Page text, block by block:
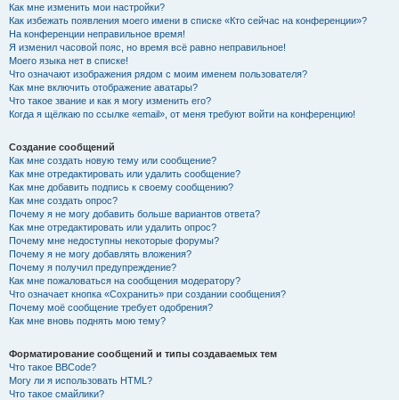
Как мне изменить мои настройки?
Как избежать появления моего имени в списке «Кто сейчас на конференции»?
На конференции неправильное время!
Я изменил часовой пояс, но время всё равно неправильное!
Моего языка нет в списке!
Что означают изображения рядом с моим именем пользователя?
Как мне включить отображение аватары?
Что такое звание и как я могу изменить его?
Когда я щёлкаю по ссылке «email», от меня требуют войти на конференцию!
Создание сообщений
Как мне создать новую тему или сообщение?
Как мне отредактировать или удалить сообщение?
Как мне добавить подпись к своему сообщению?
Как мне создать опрос?
Почему я не могу добавить больше вариантов ответа?
Как мне отредактировать или удалить опрос?
Почему мне недоступны некоторые форумы?
Почему я не могу добавлять вложения?
Почему я получил предупреждение?
Как мне пожаловаться на сообщения модератору?
Что означает кнопка «Сохранить» при создании сообщения?
Почему моё сообщение требует одобрения?
Как мне вновь поднять мою тему?
Форматирование сообщений и типы создаваемых тем
Что такое BBCode?
Могу ли я использовать HTML?
Что такое смайлики?